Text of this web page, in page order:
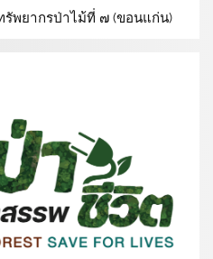
รัพยากรป่าไม้ที่ ๗ (ขอนแก่น)